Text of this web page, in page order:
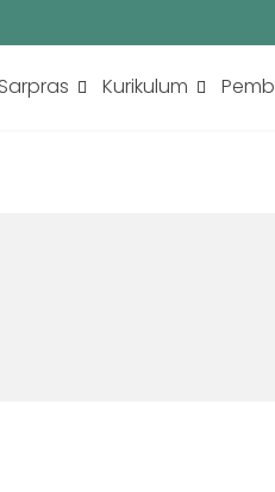
Sarpras Kurikulum